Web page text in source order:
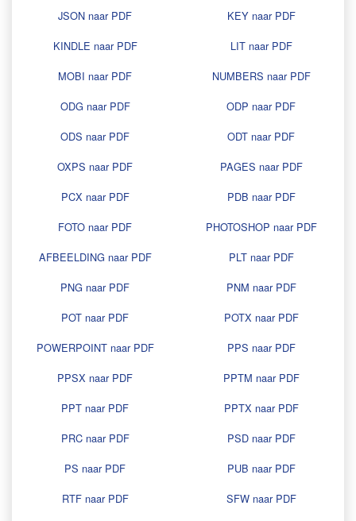
JSON naar PDF
KEY naar PDF
KINDLE naar PDF
LIT naar PDF
MOBI naar PDF
NUMBERS naar PDF
ODG naar PDF
ODP naar PDF
ODS naar PDF
ODT naar PDF
OXPS naar PDF
PAGES naar PDF
PCX naar PDF
PDB naar PDF
FOTO naar PDF
PHOTOSHOP naar PDF
AFBEELDING naar PDF
PLT naar PDF
PNG naar PDF
PNM naar PDF
POT naar PDF
POTX naar PDF
POWERPOINT naar PDF
PPS naar PDF
PPSX naar PDF
PPTM naar PDF
PPT naar PDF
PPTX naar PDF
PRC naar PDF
PSD naar PDF
PS naar PDF
PUB naar PDF
RTF naar PDF
SFW naar PDF